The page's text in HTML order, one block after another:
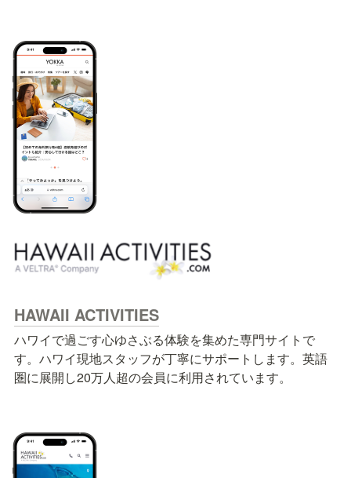
HAWAII ACTIVITIES
ハワイで過ごす心ゆさぶる体験を集めた専門サイトで
す。ハワイ現地スタッフが丁寧にサポートします。英語
圏に展開し20万人超の会員に利用されています。